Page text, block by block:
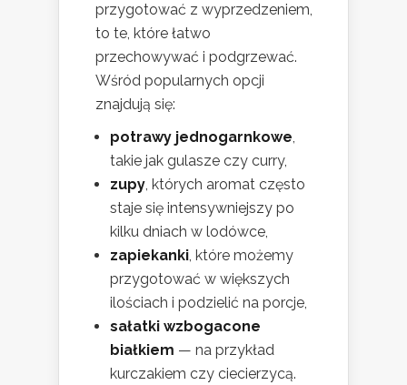
przygotować z wyprzedzeniem,
to te, które łatwo
przechowywać i podgrzewać.
Wśród popularnych opcji
znajdują się:
potrawy jednogarnkowe,
takie jak gulasze czy curry,
zupy, których aromat często
staje się intensywniejszy po
kilku dniach w lodówce,
zapiekanki, które możemy
przygotować w większych
ilościach i podzielić na porcje,
sałatki wzbogacone
białkiem — na przykład
kurczakiem czy ciecierzycą.